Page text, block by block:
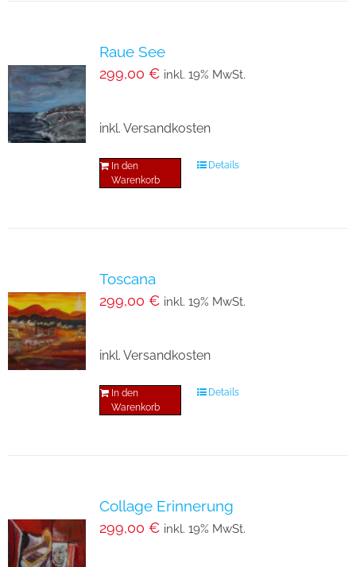
Raue See
299,00 € inkl. 19% MwSt.
inkl. Versandkosten
In den
Warenkorb
Details
Toscana
299,00 € inkl. 19% MwSt.
inkl. Versandkosten
In den
Warenkorb
Details
Collage Erinnerung
299,00 € inkl. 19% MwSt.